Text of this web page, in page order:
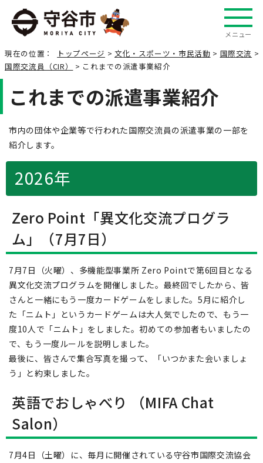
メニュー
現在の位置： トップページ > 文化・スポーツ・市民活動 > 国際交流 >
国際交流員（CIR）
> これまでの派遣事業紹介
これまでの派遣事業紹介
市内の団体や企業等で行われた国際交流員の派遣事業の一部を
紹介します。
2026年
Zero Point「異文化交流プログラ
ム」（7月7日）
7月7日（火曜）、多機能型事業所 Zero Pointで第6回目となる
異文化交流プログラムを開催しました。最終回でしたから、皆
さんと一緒にもう一度カードゲームをしました。5月に紹介し
た「ニムト」というカードゲームは大人気でしたので、もう一
度10人で「ニムト」をしました。初めての参加者もいましたの
で、もう一度ルールを説明しました。
最後に、皆さんで集合写真を撮って、「いつかまた会いましょ
う」と約束しました。
英語でおしゃべり （MIFA Chat
Salon）
7月4日（土曜）に、毎月に開催されている守谷市国際交流協会